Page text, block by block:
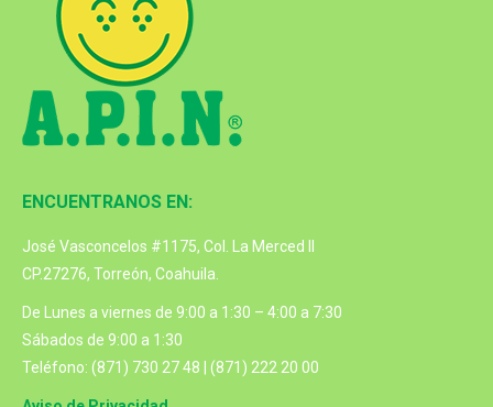
ENCUENTRANOS EN:
José Vasconcelos #1175, Col. La Merced II
CP.27276, Torreón, Coahuila.
De Lunes a viernes de 9:00 a 1:30 – 4:00 a 7:30
Sábados de 9:00 a 1:30
Teléfono: (871) 730 27 48 | (871) 222 20 00